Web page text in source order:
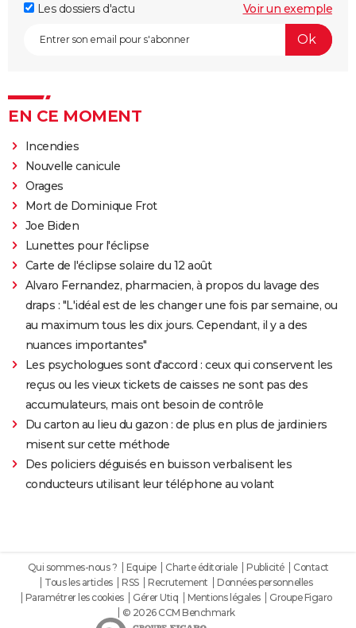
Les dossiers d'actu
Voir un exemple
EN CE MOMENT
Incendies
Nouvelle canicule
Orages
Mort de Dominique Frot
Joe Biden
Lunettes pour l'éclipse
Carte de l'éclipse solaire du 12 août
Alvaro Fernandez, pharmacien, à propos du lavage des
draps : "L'idéal est de les changer une fois par semaine, ou
au maximum tous les dix jours. Cependant, il y a des
nuances importantes"
Les psychologues sont d'accord : ceux qui conservent les
reçus ou les vieux tickets de caisses ne sont pas des
accumulateurs, mais ont besoin de contrôle
Du carton au lieu du gazon : de plus en plus de jardiniers
misent sur cette méthode
Des policiers déguisés en buisson verbalisent les
conducteurs utilisant leur téléphone au volant
Qui sommes-nous ? Equipe Charte éditoriale Publicité
Contact
Tous les articles
RSS Recrutement
Données personnelles
Paramétrer les cookies
Gérer Utiq Mentions légales
Groupe Figaro
© 2026 CCM Benchmark